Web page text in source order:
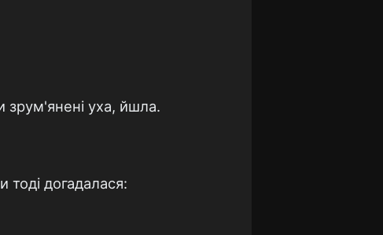
зрум'янені уха, йшла.
тоді догадалася: